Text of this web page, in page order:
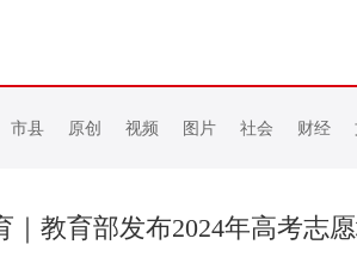
市县 原创 视频 图片 社会 财经
｜教育部发布2024年高考志